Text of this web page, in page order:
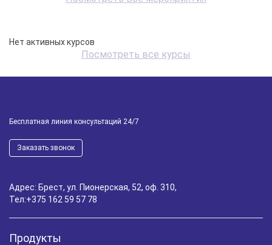
Нет активных курсов
Посмотреть все курсы
Бесплатная линия консультаций 24/7
Заказать звонок
Адрес: Брест, ул. Пионерская, 52, оф. 310,
Тел:+375 162 59 57 78
Продукты